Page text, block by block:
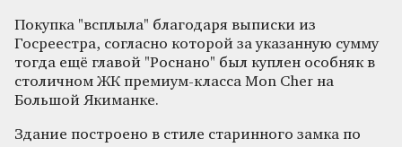
Покупка "всплыла" благодаря выписки из
Госреестра, согласно которой за указанную сумму
тогда ещё главой "Роснано" был куплен особняк в
столичном ЖК премиум-класса Mon Cher на
Большой Якиманке.
Здание построено в стиле старинного замка по